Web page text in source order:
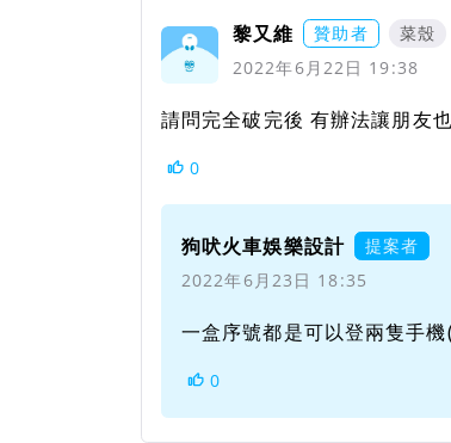
黎又維 贊助者
菜殼
2022年6月22日 19:38
請問完全破完後 有辦法讓朋友
0
狗吠火車娛樂設計
提案者
2022年6月23日 18:35
一盒序號都是可以登兩隻手
0